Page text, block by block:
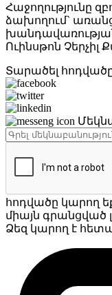
Հաջողությունը
ձախողում`
Ուինսթոն Չերչիլ
Տարածել
հոդվածը կարող
միայն գրանցված
Ձեզ կարող է